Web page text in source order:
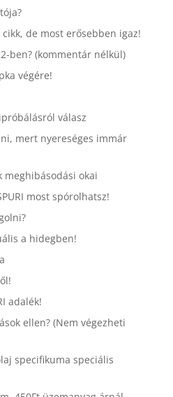
de most erősebben igaz!
ben? (kommentár nélkül)
végére!
válasz
mert nyereséges immár
meghibásodási okai
most spórolhatsz!
a hidegben!
adalék!
ellen? (Nem végezheti
specifikuma speciális